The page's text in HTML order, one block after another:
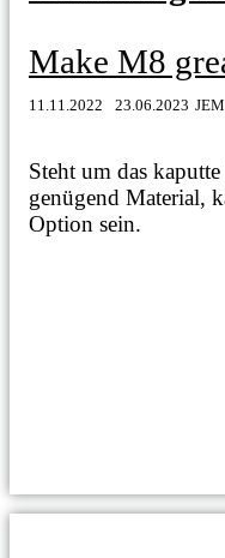
Make M8
11.11.2022 23.06.2023 JEM
Steht um das
genügend Material,
Option sein.